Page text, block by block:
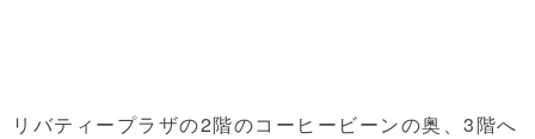
リバティープラザの2階のコーヒービーンの奥、3階へ